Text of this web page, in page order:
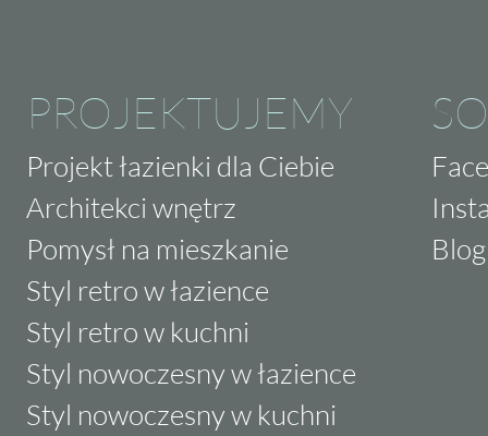
PROJEKTUJEMY
Projekt łazienki dla Ciebie
Architekci wnętrz
Pomysł na mieszkanie
Styl retro w łazience
Styl retro w kuchni
Styl nowoczesny w łazience
Styl nowoczesny w kuchni
Blog